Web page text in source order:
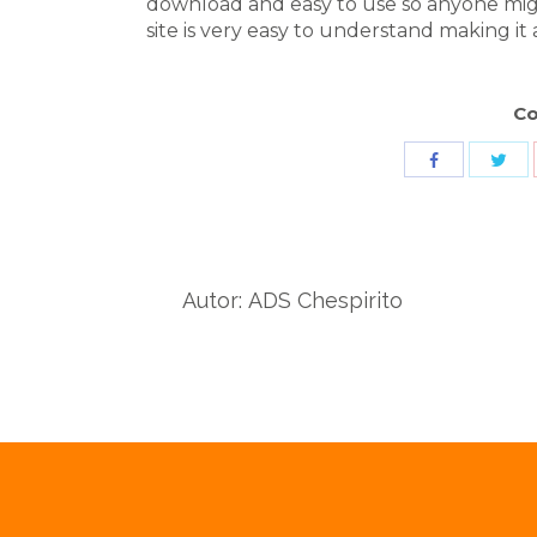
site is very easy to understand making
Autor: ADS Chespirito